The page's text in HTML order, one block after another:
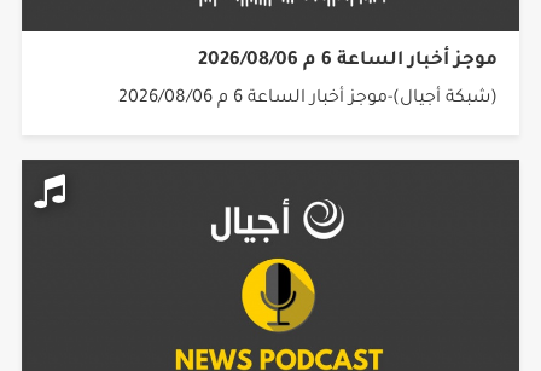
موجز أخبار الساعة 6 م 2026/08/06
(شبكة أجيال)-موجز أخبار الساعة 6 م 2026/08/06